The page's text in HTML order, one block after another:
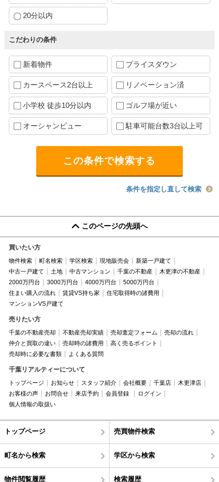
20分以内
こだわりの条件
新着物件 プライスダウン
カースペース2台以上 リノベーション済
小学校 徒歩10分以内 ゴルフ場が近い
オーシャンビュー 駐車可能台数3台以上可
条件を指定し直して検索
このページの先頭へ
買いたい方
物件検索 町名検索 学区検索 現地販売会
新築一戸建て
中古一戸建て
土地 中古マンション 千葉の不動産
木更津の不動産
2000万円台
3000万円台 4000万円台
5000万円台
住まい購入の流れ
賃貸VS持ち家
住宅取得時の諸費用
マンションVS戸建て
売りたい方
千葉の不動産売却 不動産売却実績 売却査定フォーム
売却の流れ
仲介と買取の違い
売却時の諸費用
高く売るポイント
売却時に必要な書類
よくある質問
千葉リアルティーについて
トップページ お知らせ スタッフ紹介 会社概要 千葉店
木更津店
お客様の声
お問合せ 来店予約 会員登録
ログイン
個人情報の取扱い
トップページ 売買物件検索
町名から検索 学区から検索
物件閲覧履歴 検索履歴